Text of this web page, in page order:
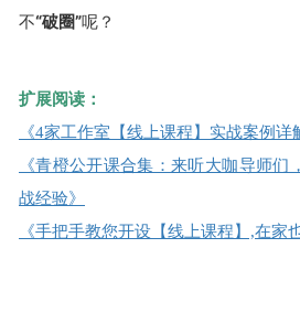
不“破圈”呢？
扩展阅读：
《4家工作室【线上课程】实战案例详
《青橙公开课合集：来听大咖导师们
战经验》
《手把手教您开设【线上课程】,在家